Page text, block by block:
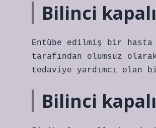
Bilinci
Entübe edilmiş bir
tarafından olumsuz
tedaviye yardımcı
Bilinci